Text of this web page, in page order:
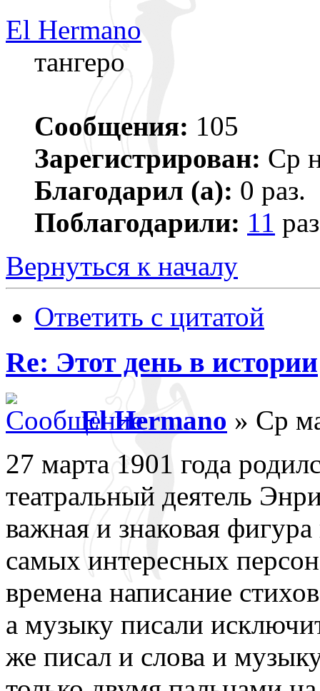
El Hermano
тангеро
Сообщения: 105
Зарегистрирован: Ср
Благодарил (а): 0 раз.
Поблагодарили: 11
Вернуться к началу
Ответить с цитатой
Re: Этот день в истории
El Hermano » Ср
27 марта 1901 года
театральный деятель
важная и знаковая
самых интересных
времена написание
а музыку писали
же писал и слова и